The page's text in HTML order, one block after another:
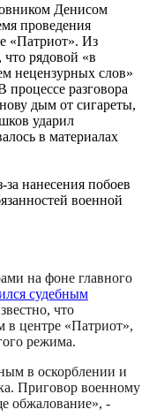
Денисом
проведения
«Патриот». Из
что рядовой «в
нецензурных слов»
разговора
дым от сигареты,
ударил
в материалах
нанесения побоев
военной
на фоне главного
судебным
что
в центре «Патриот»,
режима.
в оскорблении и
Приговор военному
обжалование», -